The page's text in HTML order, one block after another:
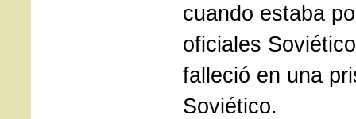
cuando estaba
oficiales
falleció en una
Soviético.